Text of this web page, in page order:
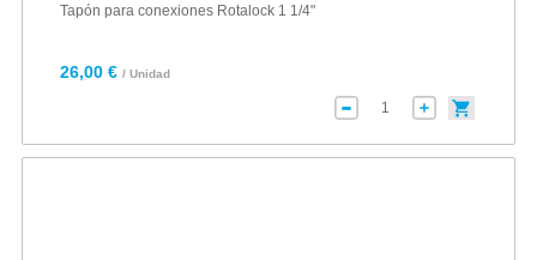
Tapón para conexiones Rotalock 1 1/4"
26,00 € / Unidad